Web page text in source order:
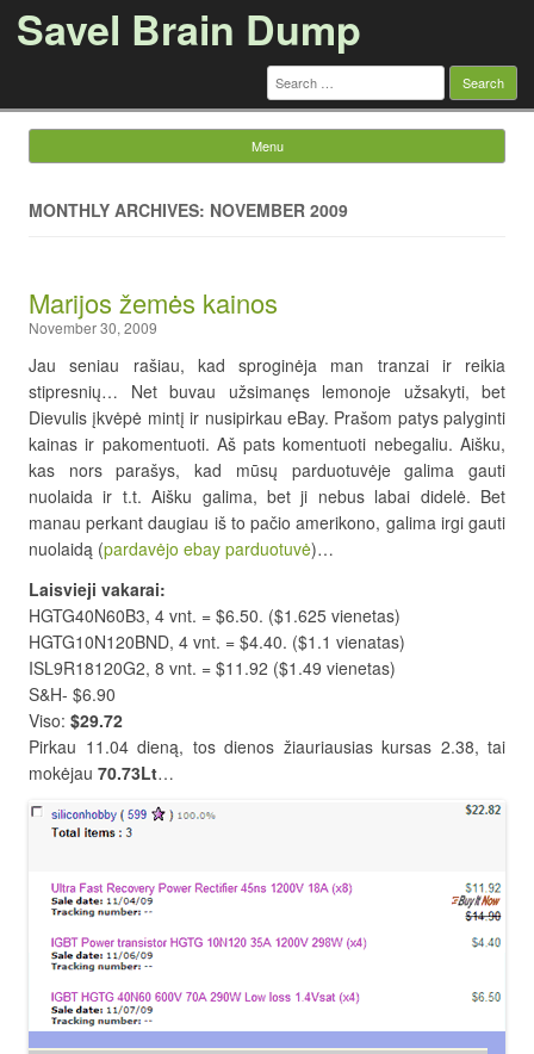
Savel Brain Dump
Search
for:
Menu
MONTHLY ARCHIVES: NOVEMBER 2009
Marijos žemės kainos
November 30, 2009
Jau seniau rašiau, kad sproginėja man tranzai ir reikia
stipresnių… Net buvau užsimanęs lemonoje užsakyti, bet
Dievulis įkvėpė mintį ir nusipirkau eBay. Prašom patys palyginti
kainas ir pakomentuoti. Aš pats komentuoti nebegaliu. Aišku,
kas nors parašys, kad mūsų parduotuvėje galima gauti
nuolaida ir t.t. Aišku galima, bet ji nebus labai didelė. Bet
manau perkant daugiau iš to pačio amerikono, galima irgi gauti
nuolaidą (pardavėjo ebay parduotuvė)…
Laisvieji vakarai:
HGTG40N60B3, 4 vnt. = $6.50. ($1.625 vienetas)
HGTG10N120BND, 4 vnt. = $4.40. ($1.1 vienatas)
ISL9R18120G2, 8 vnt. = $11.92 ($1.49 vienetas)
S&H- $6.90
Viso: $29.72
Pirkau 11.04 dieną, tos dienos žiauriausias kursas 2.38, tai
mokėjau 70.73Lt…